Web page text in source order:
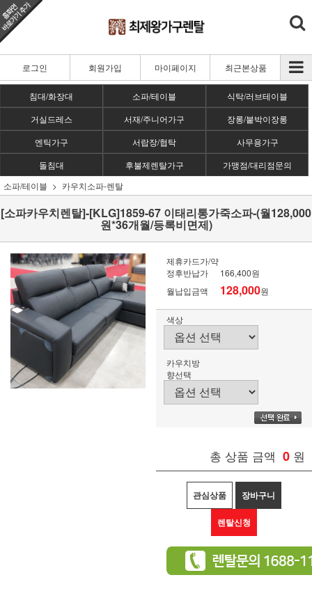
로그인 회원가입 마이페이지 최근본상품
침대/화장대 소파/테이블
식탁/러브테이블
거실드레스
서재/주니어가구
장롱/붙박이장롱
엔틱가구
서랍장/협탁
사무용가구
돌침대
후불제렌탈가구
가맹점/대리점문의
소파/테이블
카우치소파-렌탈
[소파카우치렌탈]-[KLG]1859-67 이태리통가죽소파-(월128,000
원*36개월/등록비면제)
제휴카드가/약
정후반납가
166,400원
월납입금액
128,000원
색상
카우치방
향선택
총 상품 금액 0 원
관심상품 장바구니
렌탈신청